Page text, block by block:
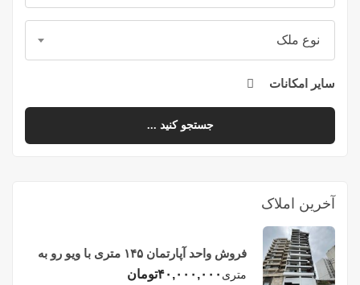
نوع ملک
سایر امکانات
جستجو کنید ...
آخرین املاک
فروش واحد آپارتمان ۱۴۵ متری با ویو رو به
دریا در فریدونکنار
متری ۴۰,۰۰۰,۰۰۰تومان